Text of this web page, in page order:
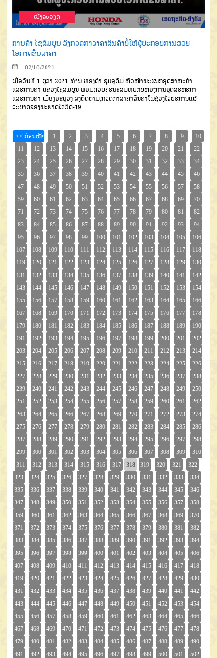
ເບີ່ງລະອຽດ
ການຄ້າ ໄຊສົມບູນ ລົງກວດກາລາຄາສິນຄ້າບໍ່ໃຫ້ຜູ້ປະກອບການສວຍ
ໂອກາດຂຶ້ນລາຄາ
02/10/2021
ເມື່ອວັນທີ 1 ຕຸລາ 2021 ທ່ານ ທອງດໍາ ຂຸນອຸດົມ ຫົວໜ້າພະແນກອຸດສາຫະກໍາ
ແລະການຄ້າ ແຂວງໄຊສົມບູນ ພ້ອມດ້ວຍຄະນະສົມທົບກັບຫ້ອງການອຸດສະຫະກໍາ
ແລະການຄ້າ ເມືອງອະນຸວົງ ລົງຕິດຕາມ,ກວດກາລາຄາສິນຄ້າໃນຊ່ວງໄລຍະການແຜ່
ລະບາດຂອງພະຍາດໂຄວິດ-19